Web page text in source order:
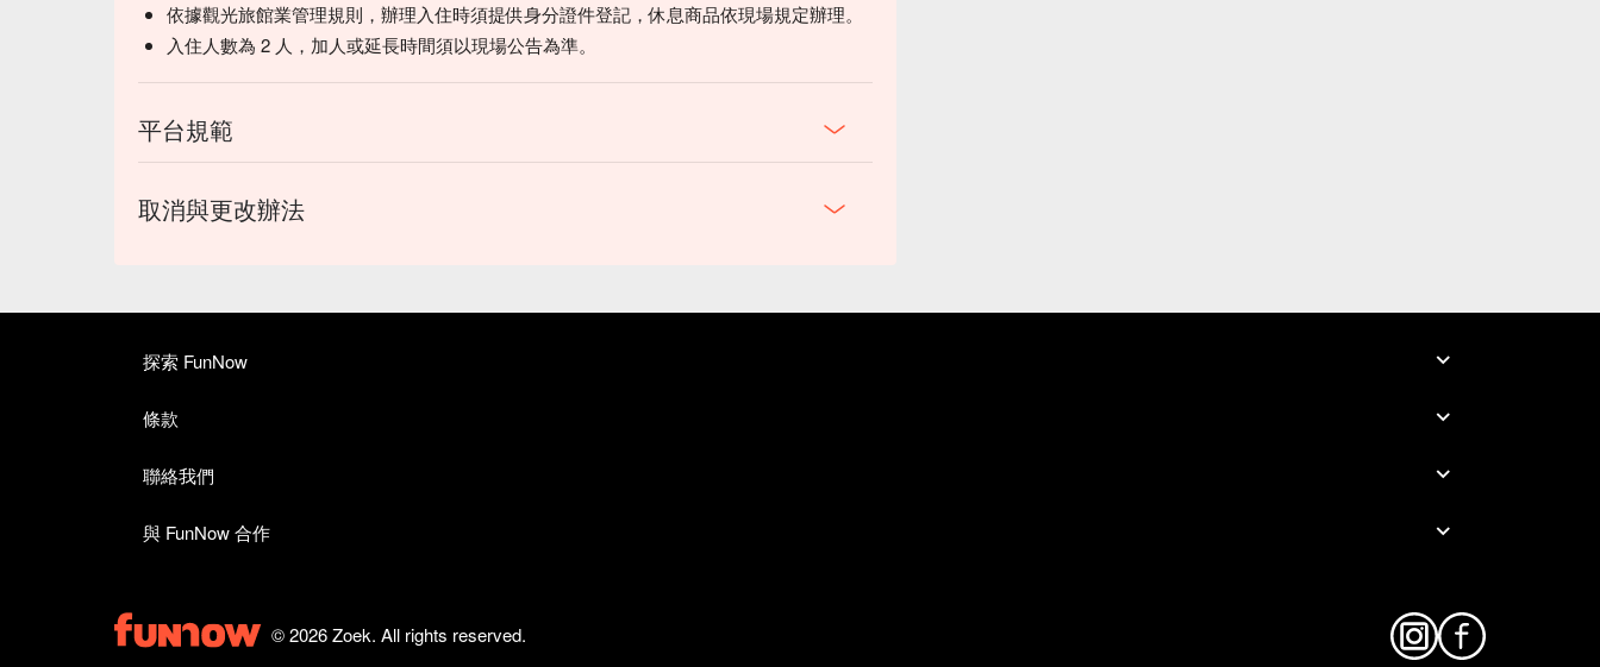
依據觀光旅館業管理規則，辦理入住時須提供身分證件登記，休息商品依現場規定辦理。
入住人數為 2 人，加人或延長時間須以現場公告為準。
平台規範
取消與更改辦法
探索 FunNow
條款
聯絡我們
與 FunNow 合作
© 2026 Zoek. All rights reserved.